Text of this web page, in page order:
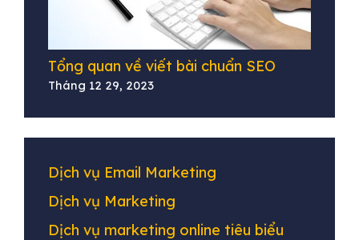
Tổng quan về viết bài chuẩn SEO
Tháng 12 29, 2023
Dịch vụ Email Marketing
Dịch vụ Marketing
Dịch vụ marketing online tiêu biểu